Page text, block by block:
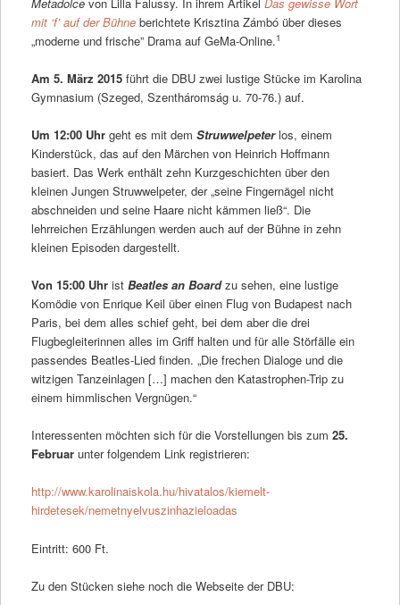
mit ‘f’ auf der Bühneberichtete Krisztina Zámbó über dieses
„moderne und frische” Drama auf GeMa-Online.1
Am 5. März 2015führt die DBU zwei lustige Stücke im Karolina
Gymnasium (Szeged, Szentháromság u. 70-76.) auf.
Um 12:00 Uhrgeht es mit dem Struwwelpeterlos, einem
Kinderstück, das auf den Märchen von Heinrich Hoffmann
basiert. Das Werk enthält zehn Kurzgeschichten über den
kleinen Jungen Struwwelpeter, der „seine Fingernägel nicht
abschneiden und seine Haare nicht kämmen ließ“. Die
lehrreichen Erzählungen werden auch auf der Bühne in zehn
kleinen Episoden dargestellt.
Von 15:00 Uhrist Beatles an Board zu sehen, eine lustige
Komödie von Enrique Keil über einen Flug von Budapest nach
Paris, bei dem alles schief geht, bei dem aber die drei
Flugbegleiterinnen alles im Griff halten und für alle Störfälle ein
passendes Beatles-Lied finden. „Die frechen Dialoge und die
witzigen Tanzeinlagen […] machen den Katastrophen-Trip zu
einem himmlischen Vergnügen.“
Interessenten möchten sich für die Vorstellungen bis zum 25.
Februarunter folgendem Link registrieren:
http://www.karolinaiskola.hu/hivatalos/kiemelt-
hirdetesek/nemetnyelvuszinhazieloadas
Eintritt: 600 Ft.
Zu den Stücken siehe noch die Webseite der DBU: